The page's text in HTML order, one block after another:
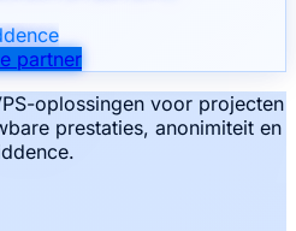
partner
oplossingen voor projecten
prestaties, anonimiteit en